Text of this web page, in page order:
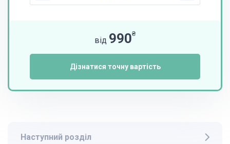
від 990₴
Дізнатися точну вартість
Наступний розділ